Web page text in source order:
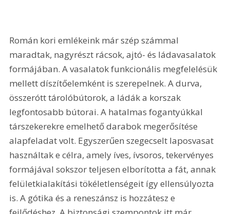
Román kori emlékeink már szép számmal
maradtak, nagyrészt rácsok, ajtó- és ládavasalatok
formájában. A vasalatok funkcionális megfelelésük
mellett díszítőelemként is szerepelnek. A durva,
összerótt tárolóbútorok, a ládák a korszak
legfontosabb bútorai. A hatalmas fogantyúkkal
társzekerekre emelhető darabok megerősítése
alapfeladat volt. Egyszerűen szegecselt laposvasat
használtak e célra, amely íves, ívsoros, tekervényes
formájával sokszor teljesen elborította a fát, annak
felületkialakítási tökéletlenségeit így ellensúlyozta
is. A gótika és a reneszánsz is hozzátesz e